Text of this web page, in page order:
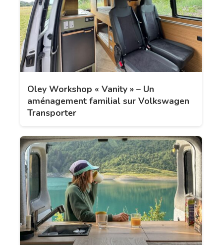
Oley Workshop « Vanity » – Un
aménagement familial sur Volkswagen
Transporter